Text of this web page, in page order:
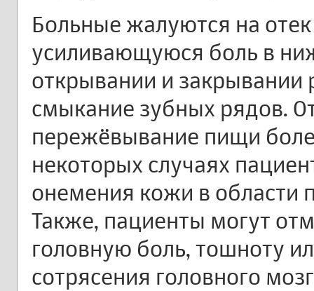
Больные жалуются на
усиливающуюся боль в
открывании и закрывании
смыкание зубных рядов.
пережёвывание пищи
некоторых случаях
онемения кожи в области
Также, пациенты могут
головную боль, тошноту
сотрясения головного